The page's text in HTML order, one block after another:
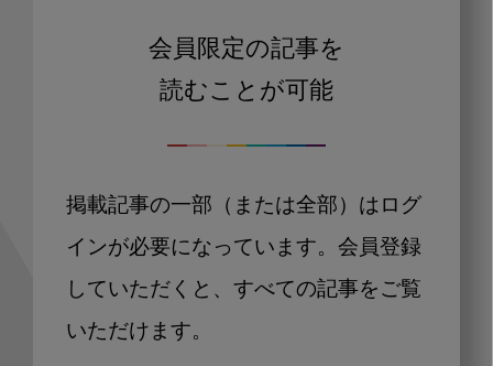
会員限定の記事を
読むことが可能
掲載記事の一部（または全部）はログ
インが必要になっています。会員登録
していただくと、すべての記事をご覧
いただけます。